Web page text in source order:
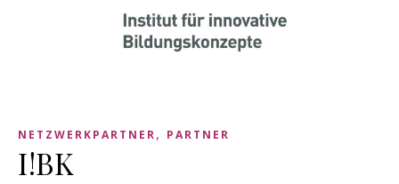
NETZWERKPARTNER, PARTNER
I!BK